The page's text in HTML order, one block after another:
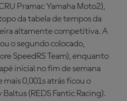
Pramac Yamaha Moto2),
da tabela de tempos da
altamente competitiva. A
o segundo colocado,
SpeedRS Team), enquanto
inicial no fim de semana
0,001s atrás ficou o
(REDS Fantic Racing).